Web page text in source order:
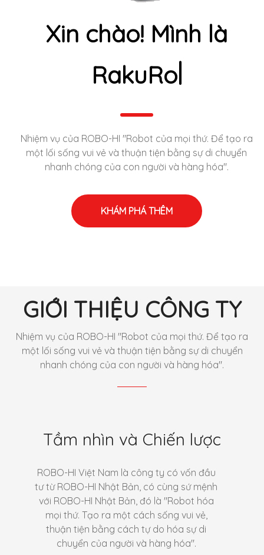
Xin chào! Mình là
RakuRo|
Nhiệm vụ của ROBO-HI "Robot của mọi thứ. Để tạo ra
một lối sống vui vẻ và thuận tiện bằng sự di chuyển
nhanh chóng của con người và hàng hóa".
KHÁM PHÁ THÊM
GIỚI THIỆU CÔNG TY
Nhiệm vụ của ROBO-HI "Robot của mọi thứ. Để tạo ra
một lối sống vui vẻ và thuận tiện bằng sự di chuyển
nhanh chóng của con người và hàng hóa".
Tầm nhìn và Chiến lược
ROBO-HI Việt Nam là công ty có vốn đầu
tư từ ROBO-HI Nhật Bản, có cùng sứ mệnh
với ROBO-HI Nhật Bản, đó là "Robot hóa
mọi thứ. Tạo ra một cách sống vui vẻ,
thuận tiện bằng cách tự do hóa sự di
chuyển của người và hàng hóa".